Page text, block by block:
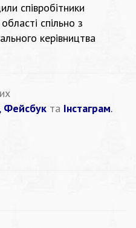
співробітники
спільно з
керівництва
, Фейсбук та Інстаграм.